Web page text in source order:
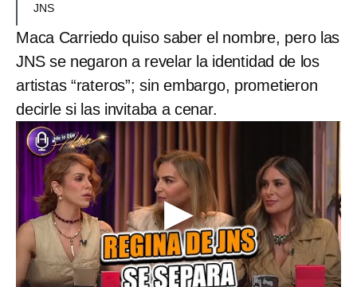
JNS
Maca Carriedo quiso saber el nombre, pero las
JNS se negaron a revelar la identidad de los
artistas “rateros”; sin embargo, prometieron
decirle si las invitaba a cenar.